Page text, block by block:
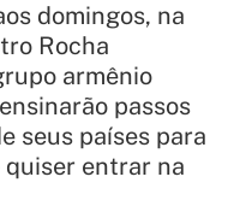
domingos, na
Rocha
armênio
ensinarão passos
seus países para
entrar na